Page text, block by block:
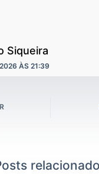
Siqueira
ÀS 21:39